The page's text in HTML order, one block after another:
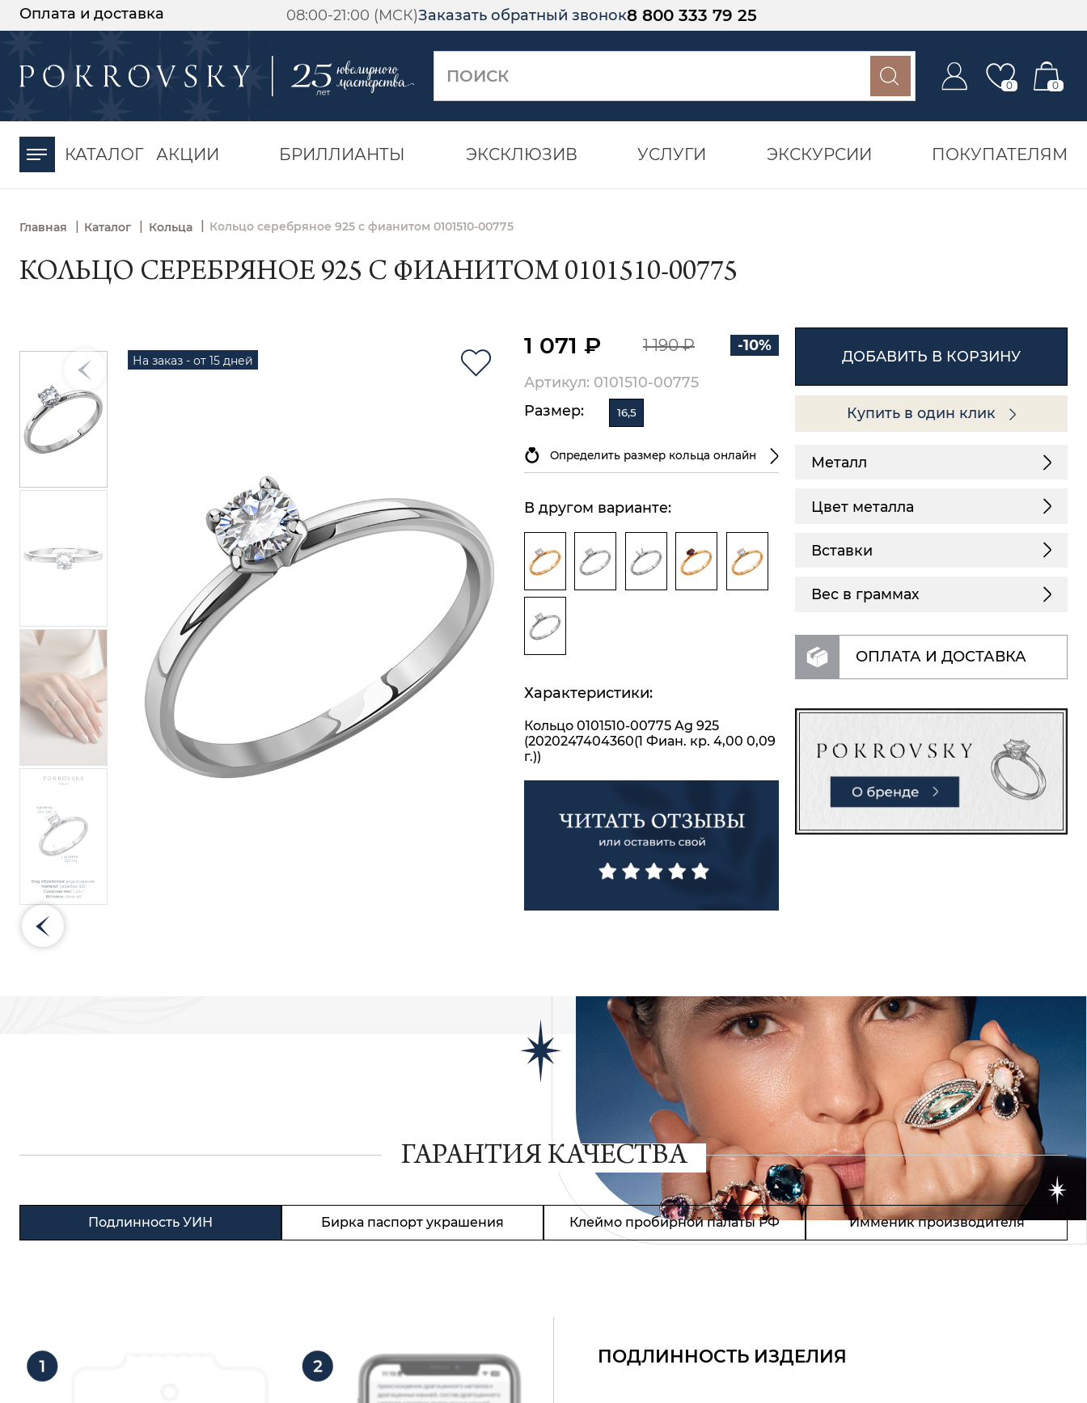
Оплата и доставка 08:00-21:00 (МСК)Заказать обратный звонок8 800 333 79 25
0 0
КАТАЛОГ АКЦИИ БРИЛЛИАНТЫ ЭКСКЛЮЗИВ УСЛУГИ ЭКСКУРСИИ ПОКУПАТЕЛЯМ
Главная | Каталог | Кольца Кольцо серебряное 925 с фианитом 0101510-00775
КОЛЬЦО СЕРЕБРЯНОЕ 925 С ФИАНИТОМ 0101510-00775
На заказ - от 15 дней
1 071 ₽ 1 190 ₽ -10%
Артикул: 0101510-00775
Размер:
16,5
Определить размер кольца онлайн
В другом варианте:
Характеристики:
Кольцо 0101510-00775 Ag 925
(2020247404360(1 Фиан. кр. 4,00 0,09
г.))
ДОБАВИТЬ В КОРЗИНУ
Купить в один клик
Металл
Цвет металла
Вставки
Вес в граммах
ОПЛАТА И ДОСТАВКА
ГАРАНТИЯ КАЧЕСТВА
Подлинность УИН Бирка паспорт украшения Клеймо пробирной палаты РФ Имменик производителя
ПОДЛИННОСТЬ ИЗДЕЛИЯ
-30%
момента оплаты